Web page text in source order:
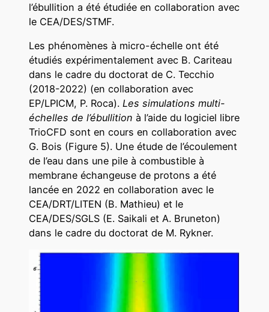
l’ébullition a été étudiée en collaboration avec
le CEA/DES/STMF.
Les phénomènes à micro-échelle ont été
étudiés expérimentalement avec B. Cariteau
dans le cadre du doctorat de C. Tecchio
(2018-2022) (en collaboration avec
EP/LPICM, P. Roca). Les simulations multi-
échelles de l’ébullition à l’aide du logiciel libre
TrioCFD sont en cours en collaboration avec
G. Bois (Figure 5). Une étude de l’écoulement
de l’eau dans une pile à combustible à
membrane échangeuse de protons a été
lancée en 2022 en collaboration avec le
CEA/DRT/LITEN (B. Mathieu) et le
CEA/DES/SGLS (E. Saikali et A. Bruneton)
dans le cadre du doctorat de M. Rykner.